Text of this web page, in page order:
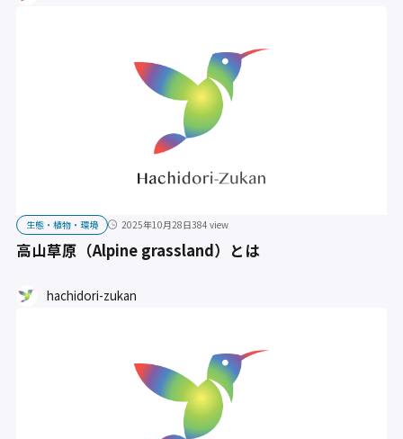
生態・植物・環境 2025年10月28日384 view
高山草原（Alpine grassland）とは
hachidori-zukan